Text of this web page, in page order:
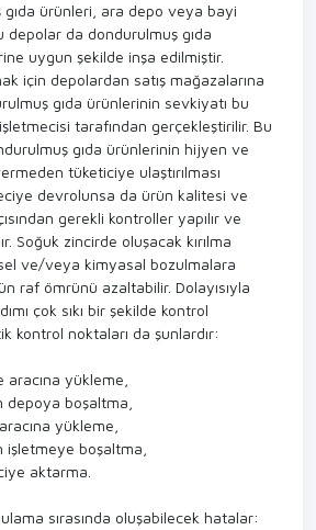
gıda ürünleri, ara depo veya bayi
depolar da dondurulmuş gıda
uygun şekilde inşa edilmiştir.
için depolardan satış mağazalarına
gıda ürünlerinin sevkiyatı bu
tarafından gerçekleştirilir. Bu
gıda ürünlerinin hijyen ve
tüketiciye ulaştırılması
devrolunsa da ürün kalitesi ve
gerekli kontroller yapılır ve
Soğuk zincirde oluşacak kırılma
ve/veya kimyasal bozulmalara
raf ömrünü azaltabilir. Dolayısıyla
çok sıkı bir şekilde kontrol
kontrol noktaları da şunlardır:
yükleme,
depoya boşaltma,
yükleme,
işletmeye boşaltma,
aktarma.
sırasında oluşabilecek hatalar: